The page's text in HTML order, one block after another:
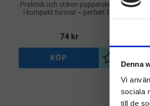
Denna
Vi
sociala
till de
Praktisk och stilren papperskorg
i kompakt format – perfekt för
74kr
Lägg till i
KÖP